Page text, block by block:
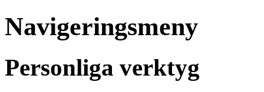
Navigeringsmeny
Personliga verktyg